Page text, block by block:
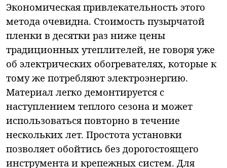
Экономическая привлекательность этого
метода очевидна. Стоимость пузырчатой
пленки в десятки раз ниже цены
традиционных утеплителей, не говоря уже
об электрических обогревателях, которые к
тому же потребляют электроэнергию.
Материал легко демонтируется с
наступлением теплого сезона и может
использоваться повторно в течение
нескольких лет. Простота установки
позволяет обойтись без дорогостоящего
инструмента и крепежных систем. Для